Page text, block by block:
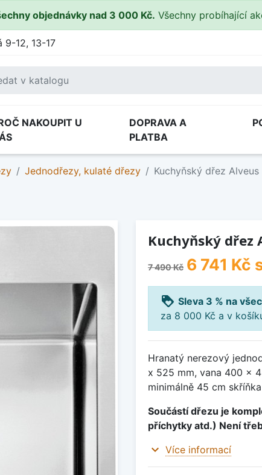
objednávky nad 3 000 Kč. Všechny probíhající
9-12, 13-17
NAKOUPIT U
DOPRAVA A
PLATBA
Jednodřezy, kulaté dřezy Kuchyňský dřez
Kuchyňský dřez
7 490 Kč 6 741 Kč
loyalty Sleva 3 % na
za 8 000 Kč a v
Hranatý nerezový
x 525 mm, vana 400 x
minimálně 45 cm
Součástí dřezu je
příchytky atd.) Není
expand_more Více informací